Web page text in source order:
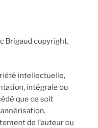
Brigaud copyright,
intellectuelle,
intégrale ou
que ce soit
de l’auteur ou